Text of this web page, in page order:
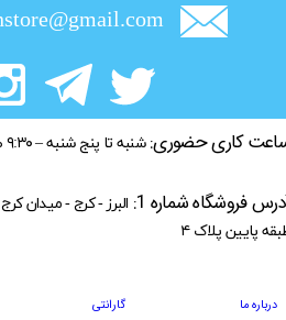
کاری حضوری: شنبه تا پنج شنبه – ۹:۳۰ صبح الی ۲۱:۰۰
درباره ما گارانتی
فروشگاه شماره 1:
البرز - کرج - میدان
پایین پلاک ۴